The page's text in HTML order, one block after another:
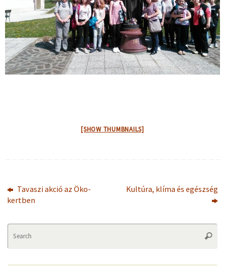
[SHOW THUMBNAILS]
Tavaszi akció az Öko-
kertben
Kultúra, klíma és egészség